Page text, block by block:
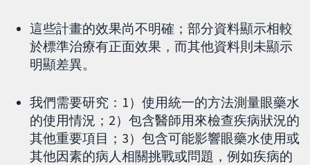
這些計畫的效果尚不明確；部分資料顯示相較
於標準治療有正面效果，而其他資料則未顯示
明顯差異。
我們需要研究：1）使用統一的方法測量眼藥水
的使用情況；2）包含醫師用來檢查疾病狀況的
其他重要項目；3）包含可能影響眼藥水使用或
其他因素的病人相關挑戰或問題，例如疾病的